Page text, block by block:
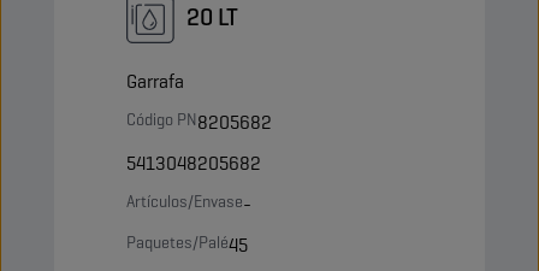
20 LT
Garrafa
Código PN8205682
5413048205682
Artículos/Envase-
Paquetes/Palé45